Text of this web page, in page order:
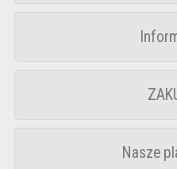
Nasze